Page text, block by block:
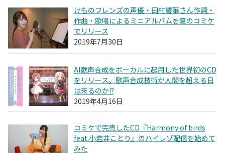
けものフレンズの声優・田村響華さん作詞・
作曲・歌唱によるミニアルバムを夏のコミケ
でリリース
2019年7月30日
AI歌声合成をボーカルに起用した世界初のCD
をリリース。歌声合成技術が人間を超える日
は来るのか!?
2019年4月16日
コミケで完売したCD『Harmony of birds
feat.小岩井ことり』のハイレゾ配信を始めて
みた